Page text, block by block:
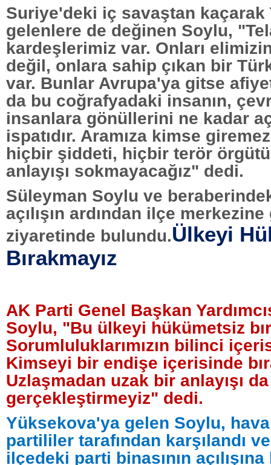
Suriye'deki iç savaştan kaçarak
gelenlere de değinen Soylu,
kardeşlerimiz var. Onları
değil, onlara sahip çıkan bir
var. Bunlar Avrupa'ya gitse
da bu coğrafyadaki insanın,
insanlara gönüllerini ne kadar
ispatıdır. Aramıza kimse
hiçbir şiddeti, hiçbir terör
anlayışı sokmayacağız" dedi.
Süleyman Soylu ve
açılışın ardından ilçe
ziyaretinde bulundu.Ülkeyi
Bırakmayız
AK Parti Genel Başkan
Soylu, "Bu ülkeyi hükümetsiz
Sorumluluklarımızın bilinci
Kimseyi bir endişe içerisinde
Uzlaşmadan uzak bir anlayışı da
gerçekleştirmeyiz" dedi.
Yüksekova'ya gelen Soylu,
partililer tarafından karşılandı
ilçedeki parti binasının açılışına